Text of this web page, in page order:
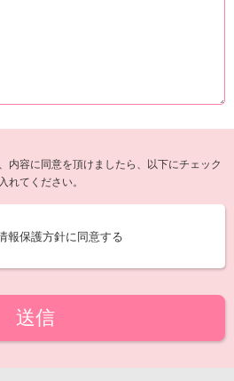
内容に同意を頂けましたら、以下にチェック
れてください。
報保護方針に同意する